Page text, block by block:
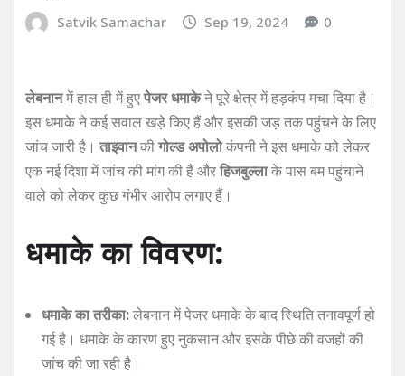
Satvik Samachar Sep 19, 2024 0
लेबनानमें हाल ही में हुएपेजर धमाकेने पूरे क्षेत्र में हड़कंप मचा दिया है।
इस धमाके ने कई सवाल खड़े किए हैं और इसकी जड़ तक पहुंचने के लिए
जांच जारी है। ताइवानकीगोल्ड अपोलोकंपनी ने इस धमाके को लेकर
एक नई दिशा में जांच की मांग की है औरहिजबुल्लाके पास बम पहुंचाने
वाले को लेकर कुछ गंभीर आरोप लगाए हैं।
धमाके का विवरण:
धमाके का तरीका:लेबनान में पेजर धमाके के बाद स्थिति तनावपूर्ण हो
गई है। धमाके के कारण हुए नुकसान और इसके पीछे की वजहों की
जांच की जा रही है।